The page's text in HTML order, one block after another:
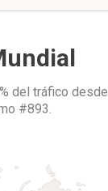
del tráfico desde
#893.